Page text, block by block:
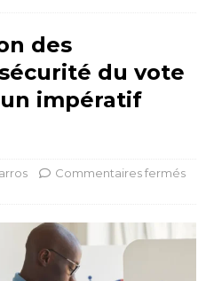
des
du vote
impératif
Commentaires fermés